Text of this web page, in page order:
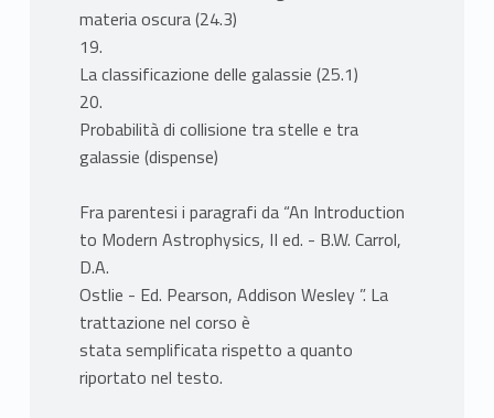
materia oscura (24.3)
19.
La classificazione delle galassie (25.1)
20.
Probabilità di collisione tra stelle e tra
galassie (dispense)
Fra parentesi i paragrafi da “An Introduction
to Modern Astrophysics, II ed. - B.W. Carrol,
D.A.
Ostlie - Ed. Pearson, Addison Wesley ”. La
trattazione nel corso è
stata semplificata rispetto a quanto
riportato nel testo.